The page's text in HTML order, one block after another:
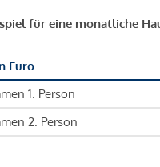
für eine monatliche
Euro
1. Person
2. Person